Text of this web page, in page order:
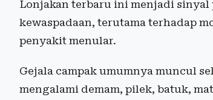
Lonjakan terbaru ini menjadi
kewaspadaan, terutama terhadap
penyakit menular.
Gejala campak umumnya muncul
mengalami demam, pilek, batuk,